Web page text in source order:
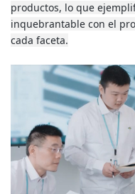
productos, lo que
inquebrantable con el
cada faceta.